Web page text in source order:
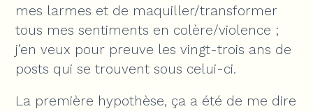
mes larmes et de maquiller/transformer
tous mes sentiments en colère/violence ;
j’en veux pour preuve les vingt-trois ans de
posts qui se trouvent sous celui-ci.
La première hypothèse, ça a été de me dire